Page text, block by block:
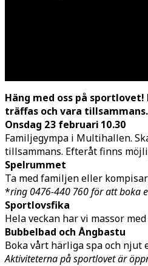
Häng med oss på
träffas och vara tillsammans.
Onsdag 23 februari 10.30
Familjegympa i Multihallen.
tillsammans. Efteråt finns
Spelrummet
Ta med familjen eller
*ring 0476-440 760 för att boka
Sportlovsfika
Hela veckan har vi massor
Bubbelbad och Ångbastu
Boka vårt härliga spa och
Aktiviteterna på sportlovet är